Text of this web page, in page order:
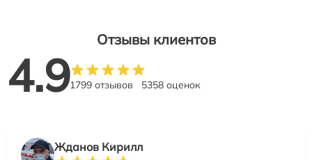
Отзывы клиентов
4.91799 отзывов 5358 оценок
Жданов Кирилл